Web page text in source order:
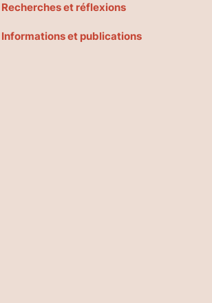
Recherches et réflexions
Informations et publications